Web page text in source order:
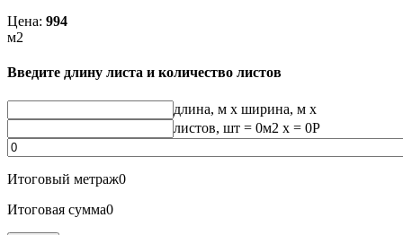
Цена: 994
м2
Введите длину листа и количество листов
длина, м x ширина, м x
листов, шт = 0м2 x = 0Р
Итоговый метраж0
Итоговая сумма0